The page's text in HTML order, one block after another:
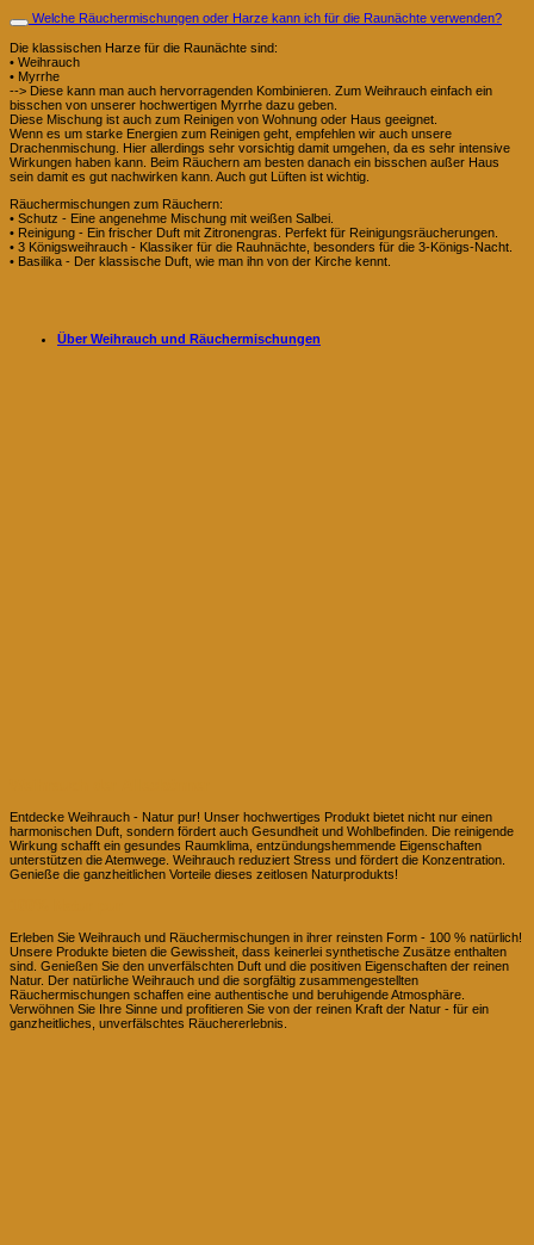
Welche Räuchermischungen oder Harze kann ich für die Raunächte verwenden?
Die klassischen Harze für die Raunächte sind:
• Weihrauch
• Myrrhe
--> Diese kann man auch hervorragenden Kombinieren. Zum Weihrauch einfach ein
bisschen von unserer hochwertigen Myrrhe dazu geben.
Diese Mischung ist auch zum Reinigen von Wohnung oder Haus geeignet.
Wenn es um starke Energien zum Reinigen geht, empfehlen wir auch unsere
Drachenmischung. Hier allerdings sehr vorsichtig damit umgehen, da es sehr intensive
Wirkungen haben kann. Beim Räuchern am besten danach ein bisschen außer Haus
sein damit es gut nachwirken kann. Auch gut Lüften ist wichtig.
Räuchermischungen zum Räuchern:
• Schutz - Eine angenehme Mischung mit weißen Salbei.
• Reinigung - Ein frischer Duft mit Zitronengras. Perfekt für Reinigungsräucherungen.
• 3 Königsweihrauch - Klassiker für die Rauhnächte, besonders für die 3-Königs-Nacht.
• Basilika - Der klassische Duft, wie man ihn von der Kirche kennt.
Über Weihrauch und Räuchermischungen
Entdecke Weihrauch - Natur pur! Unser hochwertiges Produkt bietet nicht nur einen
harmonischen Duft, sondern fördert auch Gesundheit und Wohlbefinden. Die reinigende
Wirkung schafft ein gesundes Raumklima, entzündungshemmende Eigenschaften
unterstützen die Atemwege. Weihrauch reduziert Stress und fördert die Konzentration.
Genieße die ganzheitlichen Vorteile dieses zeitlosen Naturprodukts!
Erleben Sie Weihrauch und Räuchermischungen in ihrer reinsten Form - 100 % natürlich!
Unsere Produkte bieten die Gewissheit, dass keinerlei synthetische Zusätze enthalten
sind. Genießen Sie den unverfälschten Duft und die positiven Eigenschaften der reinen
Natur. Der natürliche Weihrauch und die sorgfältig zusammengestellten
Räuchermischungen schaffen eine authentische und beruhigende Atmosphäre.
Verwöhnen Sie Ihre Sinne und profitieren Sie von der reinen Kraft der Natur - für ein
ganzheitliches, unverfälschtes Räuchererlebnis.